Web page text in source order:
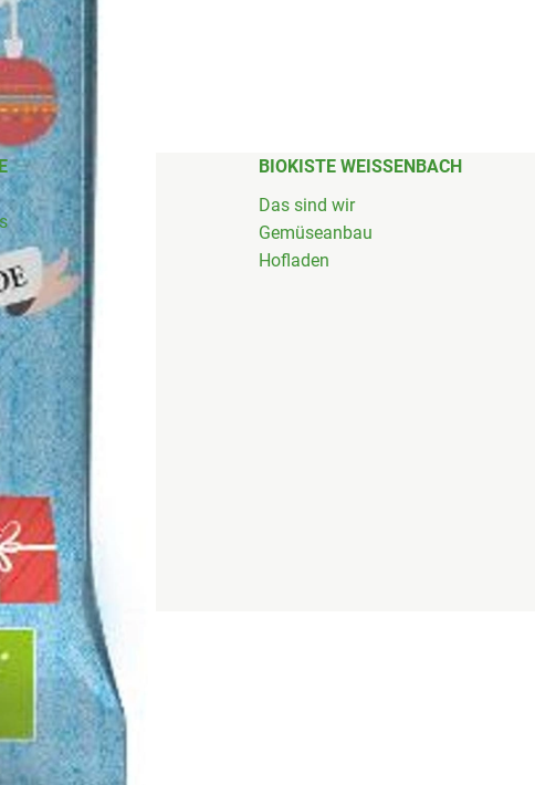
BIOKISTE WEISSENBACH
Das sind wir
Gemüseanbau
Hofladen